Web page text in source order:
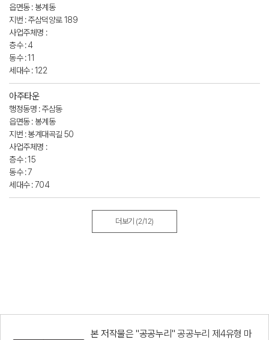
읍면동 : 봉계동
지번 : 주삼덕양로 189
사업주체명 :
층수 : 4
동수 : 11
세대수 : 122
아주타운
행정동명 : 주삼동
읍면동 : 봉계동
지번 : 봉계대곡길 50
사업주체명 :
층수 : 15
동수 : 7
세대수 : 704
더보기 (2/12)
본 저작물은 "공공누리"공공누리 제4유형 마